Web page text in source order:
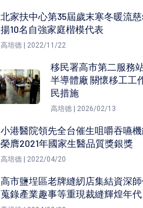
北家扶中心第35屆歲末寒冬暖流
揚10名自強家庭楷模代表
高培德 | 2022/11/22
移民署高市第二服務
半導體廠 關懷移工工
民措施
高培德 | 2026/02/13
小港醫院領先全台催生咀嚼吞嚥
榮膺2021年國家生醫品質獎銀獎
高培德 | 2022/04/20
高市鹽埕區老牌縫紉店集結資深
蒐錄產業趣事等重現裁縫輝煌年代